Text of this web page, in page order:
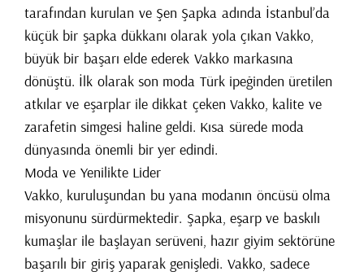
tarafından kurulan ve Şen Şapka adında İstanbul’da
küçük bir şapka dükkanı olarak yola çıkan Vakko,
büyük bir başarı elde ederek Vakko markasına
dönüştü. İlk olarak son moda Türk ipeğinden üretilen
atkılar ve eşarplar ile dikkat çeken Vakko, kalite ve
zarafetin simgesi haline geldi. Kısa sürede moda
dünyasında önemli bir yer edindi.
Moda ve Yenilikte Lider
Vakko, kuruluşundan bu yana modanın öncüsü olma
misyonunu sürdürmektedir. Şapka, eşarp ve baskılı
kumaşlar ile başlayan serüveni, hazır giyim sektörüne
başarılı bir giriş yaparak genişledi. Vakko, sadece